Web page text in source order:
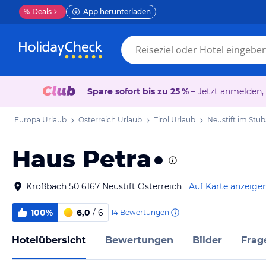
% Deals App herunterladen
Spare sofort bis zu 25 % – Jetzt
Europa Urlaub Österreich Urlaub Tirol Urlaub Neustift im
Haus Petra
Krößbach 50 6167 Neustift Österreich Auf Karte
100% 6,0 / 6 14 Bewertungen
Hotelübersicht Bewertungen Bilder